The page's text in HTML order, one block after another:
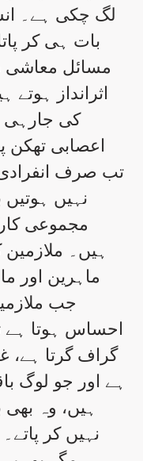
لگ چکی ہے۔
بات ہی کر
مسائل معاشی
اثرانداز
کی جارہی
اعصابی تھکن
تب صرف انفرادی
نہیں ہوتیں
مجموعی
ہیں۔
ماہرین اور
جب
احساس ہوتا ہے
گراف گرتا ہے،
ہے اور جو لوگ
ہیں، وہ بھی
نہیں کر